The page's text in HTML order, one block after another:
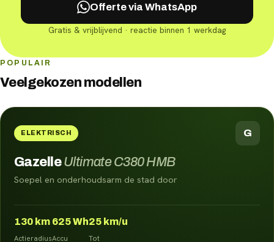
Offerte via WhatsApp
Gratis & vrijblijvend · reactie binnen 1 werkdag
POPULAIR
Veelgekozen modellen
ELEKTRISCH G
GazelleUltimate C380 HMB
Soepel en onderhoudsarm de stad door
130 km
Actieradius
625Wh
Accu
25 km/u
Tot